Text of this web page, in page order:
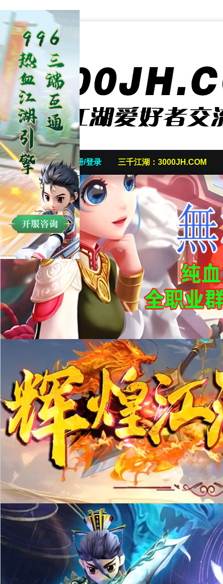
首页 发帖/注册/登录 三千江湖：3000JH.COM